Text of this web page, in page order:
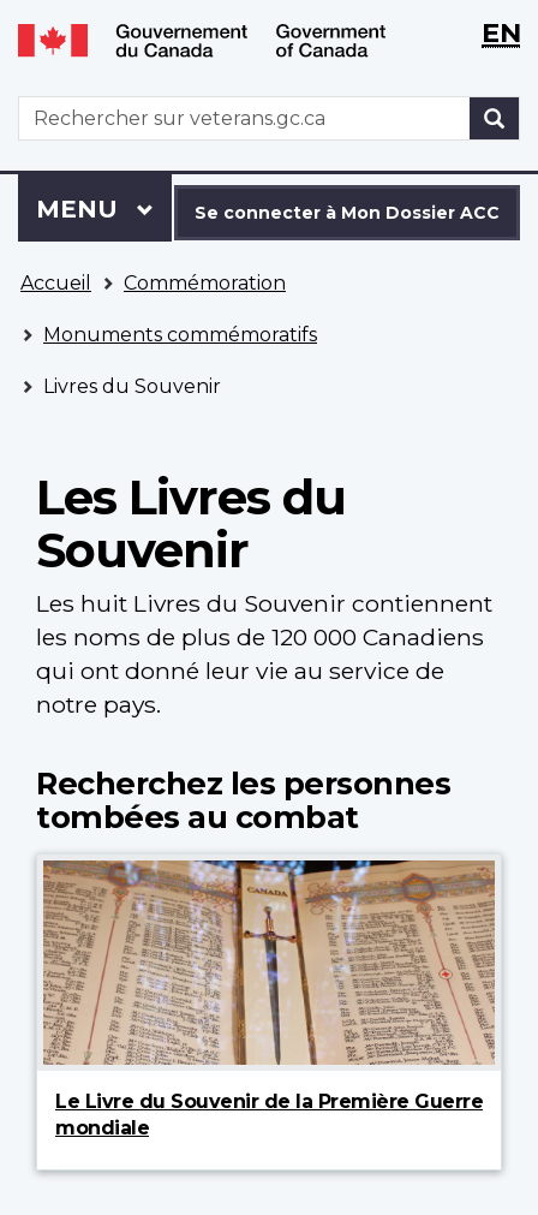
Aller
au
principal
Passer
à
version
HTML
simplifiée
WxT
WxTEN
WxT
Search
form
connecter
à
Dossier
ACC
Se connecter à Mon Dossier ACC
Menu
MENU PRINCIPAL
êtes
ici
Accueil Commémoration
Monuments commémoratifs
Livres du Souvenir
Les Livres du
Souvenir
Les huit Livres du Souvenir contiennent
les noms de plus de 120 000 Canadiens
qui ont donné leur vie au service de
notre pays.
Recherchez les personnes
tombées au combat
Le Livre du Souvenir de la Première Guerre
mondiale